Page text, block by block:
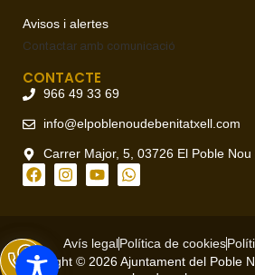
Avisos i alertes
Contactar amb comunicació
CONTACTE
966 49 33 69
info@elpoblenoudebenitatxell.com
Carrer Major, 5, 03726 El Poble Nou
Avís legalPolítica de cookies
Copyright © 2026 Ajuntament del Poble